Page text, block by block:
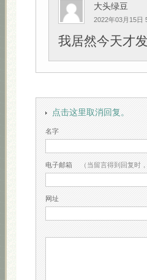
大头绿豆
2022年03月15日
我居然今天才
点击这里取消回复。
名字
电子邮箱 （当留言得到回复时
网址